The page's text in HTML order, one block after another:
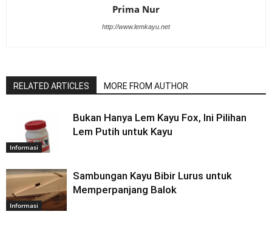
Prima Nur
http://www.lemkayu.net
RELATED ARTICLES MORE FROM AUTHOR
Informasi
Bukan Hanya Lem Kayu Fox, Ini Pilihan
Lem Putih untuk Kayu
Informasi
Sambungan Kayu Bibir Lurus untuk
Memperpanjang Balok